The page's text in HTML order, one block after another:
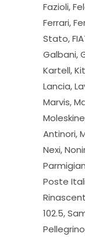
Fazioli,
Ferrari,
Stato,
Galbani,
Kartell,
Lancia,
Marvis,
Antinori,
Nexi,
Poste
102.5,